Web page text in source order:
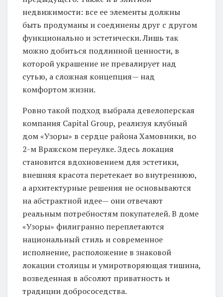
недвижимости: все ее элементы должны
быть продуманы и соединены друг с другом
функционально и эстетически. Лишь так
можно добиться подлинной ценности, в
которой украшение не превалирует над
сутью, а сложная концепция— над
комфортом жизни.
Ровно такой подход выбрала девелоперская
компания Capital Group, реализуя клубный
дом «Узоры» в сердце района Хамовники, во
2-м Вражском переулке. Здесь локация
становится вдохновением для эстетики,
внешняя красота перетекает во внутреннюю,
а архитектурные решения не основываются
на абстрактной идее— они отвечают
реальным потребностям покупателей. В доме
«Узоры» филигранно переплетаются
национальный стиль и современное
исполнение, расположение в знаковой
локации столицы и умиротворяющая тишина,
возведенная в абсолют приватность и
традиции добрососедства.